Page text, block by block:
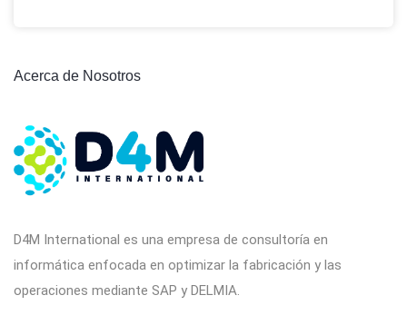
Acerca de Nosotros
D4M International es una empresa de consultoría en
informática enfocada en optimizar la fabricación y las
operaciones mediante SAP y DELMIA.